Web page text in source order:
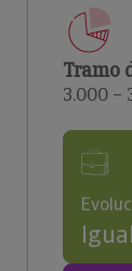
Tramo
3.000 –
Igual